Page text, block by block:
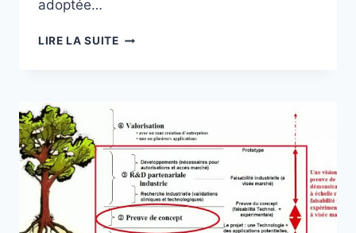
adoptée…
LIRE LA SUITELA
DÉMONSTRATEUR
DANS
L’ÉCHELLE
TRL